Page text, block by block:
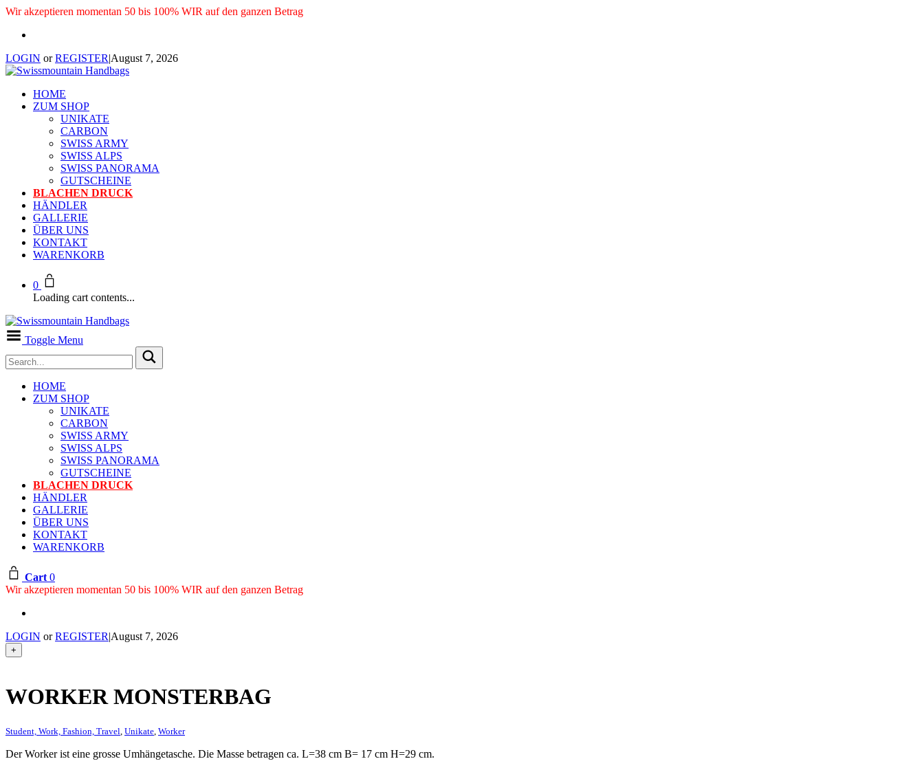
Wir akzeptieren momentan 50 bis 100% WIR auf den ganzen Betrag
LOGIN orREGISTER|August 7, 2026
HOME
ZUM SHOP
UNIKATE
CARBON
SWISS ARMY
SWISS ALPS
SWISS PANORAMA
GUTSCHEINE
BLACHEN DRUCK
HÄNDLER
GALLERIE
ÜBER UNS
KONTAKT
WARENKORB
0
Loading cart contents...
Toggle Menu
HOME
ZUM SHOP
UNIKATE
CARBON
SWISS ARMY
SWISS ALPS
SWISS PANORAMA
GUTSCHEINE
BLACHEN DRUCK
HÄNDLER
GALLERIE
ÜBER UNS
KONTAKT
WARENKORB
Cart 0
Wir akzeptieren momentan 50 bis 100% WIR auf den ganzen Betrag
LOGIN orREGISTER|August 7, 2026
+
WORKER MONSTERBAG
Student, Work, Fashion, Travel Unikate Worker
Der Worker ist eine grosse Umhängetasche. Die Masse betragen ca. L=38 cm B= 17 cm H=29 cm.